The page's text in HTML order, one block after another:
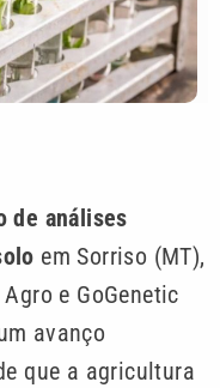
de análises
em Sorriso (MT),
e GoGenetic
avanço
que a agricultura